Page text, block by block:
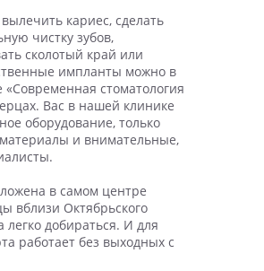
кариес, сделать
чистку зубов,
сколотый край или
импланты можно в
стоматология
Вас в нашей клинике
оборудование, только
и внимательные,
в самом центре
вблизи Октябрьского
легко добираться. И для
работает без выходных с